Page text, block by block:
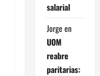
salarial
Jorge en
UOM
reabre
paritarias: